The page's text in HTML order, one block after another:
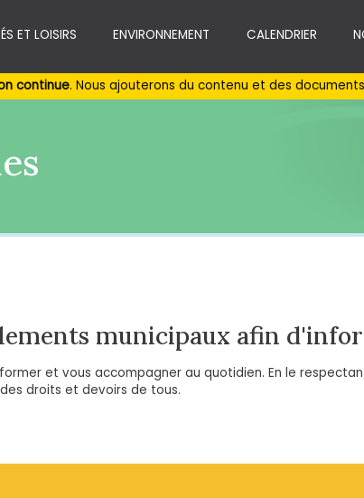
ET LOISIRS ENVIRONNEMENT CALENDRIER
continue. Nous ajouterons du contenu et des
municipaux afin
et vous accompagner au quotidien. En le
droits et devoirs de tous.